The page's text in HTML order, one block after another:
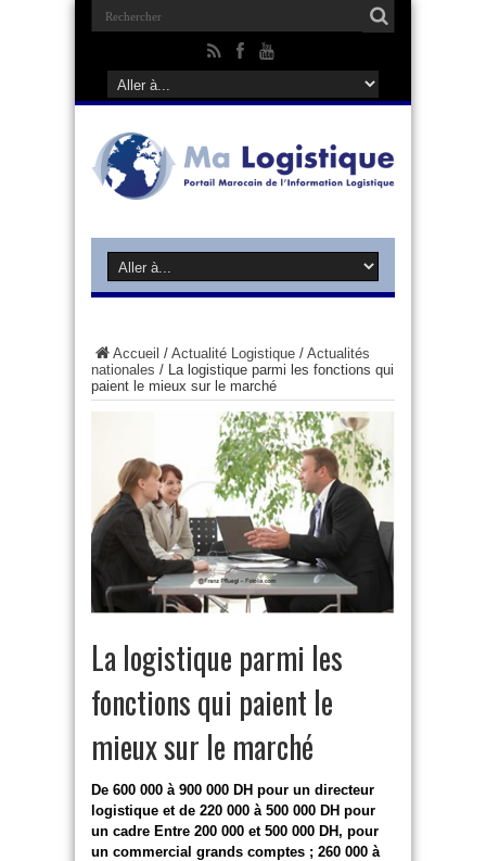
Accueil / Actualité Logistique / Actualités
nationales / La logistique parmi les fonctions qui
paient le mieux sur le marché
La logistique parmi les
fonctions qui paient le
mieux sur le marché
De 600 000 à 900 000 DH pour un directeur
logistique et de 220 000 à 500 000 DH pour
un cadre Entre 200 000 et 500 000 DH, pour
un commercial grands comptes ; 260 000 à